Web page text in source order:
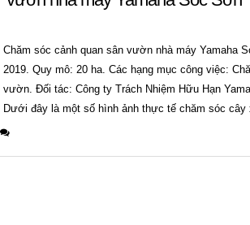
Chăm sóc cảnh quan sân vườn nhà máy Yamaha
2019. Quy mô: 20 ha. Các hạng mục công việc:
vườn. Đối tác: Công ty Trách Nhiệm Hữu Hạn
Dưới đây là một số hình ảnh thực tế chăm sóc cây